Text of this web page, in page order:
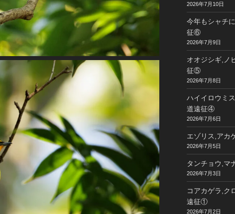
2026年7月10日
今年もシャチ
征⑥
2026年7月9日
オオジシギ,ノ
征⑤
2026年7月8日
ハイイロウミ
道遠征④
2026年7月6日
エゾリス,アカ
2026年7月5日
タンチョウ,マ
2026年7月3日
コアカゲラ,ク
遠征①
2026年7月2日